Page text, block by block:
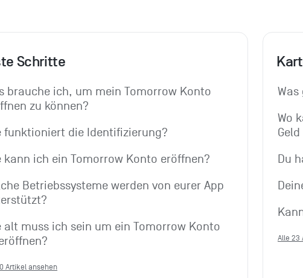
Schritte
brauche ich, um mein Tomorrow Konto
zu können?
funktioniert die Identifizierung?
kann ich ein Tomorrow Konto eröffnen?
Betriebssysteme werden von eurer App
alt muss ich sein um ein Tomorrow Konto
Artikel ansehen
Wo
Du
Alle 23